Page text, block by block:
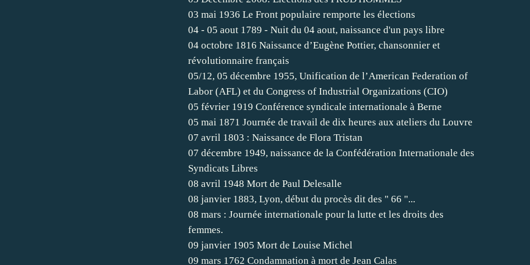
03 mai 1936 Le Front populaire remporte les élections
04 - 05 aout 1789 - Nuit du 04 aout, naissance d'un pays libre
04 octobre 1816 Naissance d’Eugène Pottier, chansonnier et
révolutionnaire français
05/12, 05 décembre 1955, Unification de l’American Federation of
Labor (AFL) et du Congress of Industrial Organizations (CIO)
05 février 1919 Conférence syndicale internationale à Berne
05 mai 1871 Journée de travail de dix heures aux ateliers du Louvre
07 avril 1803 : Naissance de Flora Tristan
07 décembre 1949, naissance de la Confédération Internationale des
Syndicats Libres
08 avril 1948 Mort de Paul Delesalle
08 janvier 1883, Lyon, début du procès dit des " 66 "...
08 mars : Journée internationale pour la lutte et les droits des
femmes.
09 janvier 1905 Mort de Louise Michel
09 mars 1762 Condamnation à mort de Jean Calas